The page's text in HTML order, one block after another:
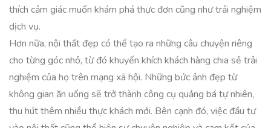
thích cảm giác muốn khám phá thực đơn cũng như trải nghiệm
dịch vụ.
Hơn nữa, nội thất đẹp có thể tạo ra những câu chuyện riêng
cho từng góc nhỏ, từ đó khuyến khích khách hàng chia sẻ trải
nghiệm của họ trên mạng xã hội. Những bức ảnh đẹp từ
không gian ăn uống sẽ trở thành công cụ quảng bá tự nhiên,
thu hút thêm nhiều thực khách mới. Bên cạnh đó, việc đầu tư